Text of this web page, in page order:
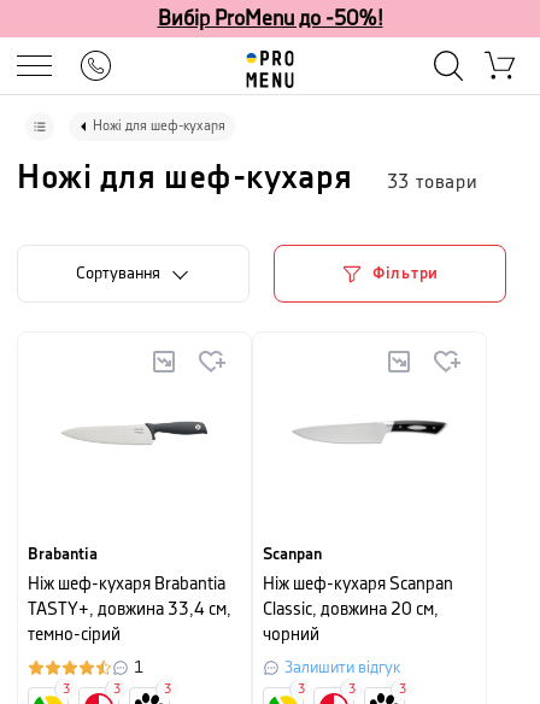
Вибір ProMenu до -50%!
Ножі для шеф-кухаря
Ножі для шеф-кухаря 33 товари
Сортування Фільтри
Brabantia
Ніж шеф-кухаря Brabantia
TASTY+, довжина 33,4 см,
темно-сірий
1
3 3 3
Scanpan
Ніж шеф-кухаря Scanpan
Classic, довжина 20 см,
чорний
Залишити відгук
3 3 3